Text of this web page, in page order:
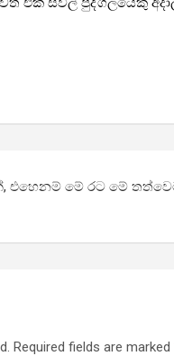
එහෙනම් මේ රට මේ
Required fields are marked